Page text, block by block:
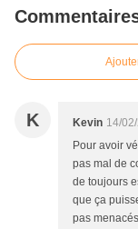
K Kevin 14/
Pour avoir
pas mal de
de toujours
que ça
pas